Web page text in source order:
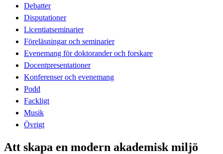
Debatter
Disputationer
Licentiatseminarier
Föreläsningar och seminarier
Evenemang för doktorander och forskare
Docentpresentationer
Konferenser och evenemang
Podd
Fackligt
Musik
Övrigt
Att skapa en modern akademisk miljö